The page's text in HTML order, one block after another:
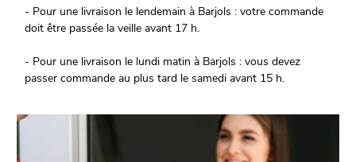
- Pour une livraison le lendemain à Barjols : votre commande
doit être passée la veille avant 17 h.
- Pour une livraison le lundi matin à Barjols : vous devez
passer commande au plus tard le samedi avant 15 h.